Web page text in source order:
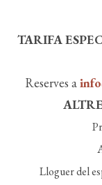
TARIFA
Reserves a
Lloguer del